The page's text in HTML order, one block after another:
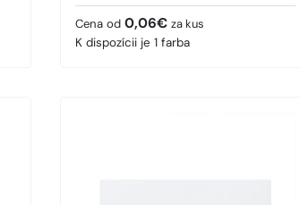
Bežná cena
Cena od 0,06€ za kus
K dispozícii je 1 farba